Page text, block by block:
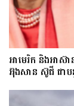
អាមេរិក និងអា
អ៊ុងសាន ស៊ូជី ជា​ប